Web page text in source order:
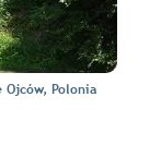
Ojców, Polonia